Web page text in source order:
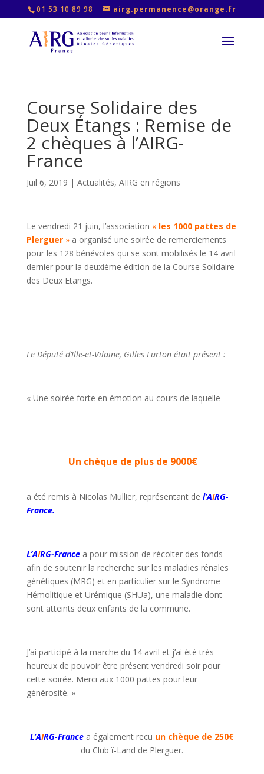
01 53 10 89 98 airg.permanence@orange.fr
Course Solidaire des
Deux Étangs : Remise de
2 chèques à l’AIRG-
France
Juil 6, 2019 | Actualités, AIRG en régions
Le vendredi 21 juin, l’association « les 1000 pattes de
Plerguer»a organisé une soirée de remerciements
pour les 128 bénévoles qui se sont mobilisés le 14 avril
dernier pour la deuxième édition de la Course Solidaire
des Deux Etangs.
Le Député d’Ille-et-Vilaine, Gilles Lurton était présent :
« Une soirée forte en émotion au cours de laquelle
Un chèque de plus de 9000€
a été remis à Nicolas Mullier, représentant de l’AIRG-
France.
L’AIRG-Francea pour mission de récolter des fonds
afin de soutenir la recherche sur les maladies rénales
génétiques (MRG) et en particulier sur le Syndrome
Hémolitique et Urémique (SHUa), une maladie dont
sont atteints deux enfants de la commune.
J’ai participé à la marche du 14 avril et j’ai été très
heureux de pouvoir être présent vendredi soir pour
cette soirée. Merci aux 1000 pattes pour leur
générosité. »
L’AIRG-France a également recu un chèque de 250€
du Club ï-Land de Plerguer.